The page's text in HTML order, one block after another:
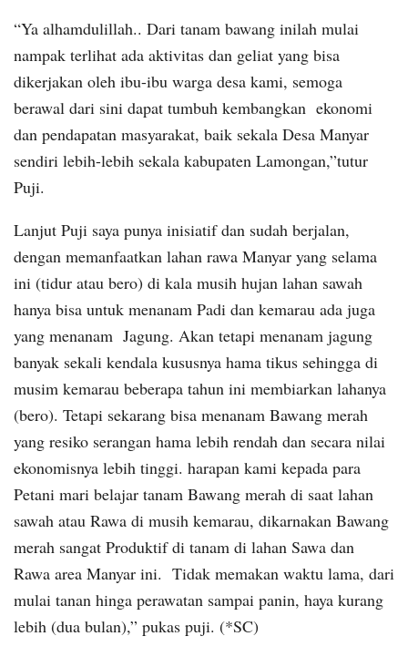
“Ya alhamdulillah.. Dari tanam bawang inilah mulai
nampak terlihat ada aktivitas dan geliat yang bisa
dikerjakan oleh ibu-ibu warga desa kami, semoga
berawal dari sini dapat tumbuh kembangkan ekonomi
dan pendapatan masyarakat, baik sekala Desa Manyar
sendiri lebih-lebih sekala kabupaten Lamongan,”tutur
Puji.
Lanjut Puji saya punya inisiatif dan sudah berjalan,
dengan memanfaatkan lahan rawa Manyar yang selama
ini (tidur atau bero) di kala musih hujan lahan sawah
hanya bisa untuk menanam Padi dan kemarau ada juga
yang menanam Jagung. Akan tetapi menanam jagung
banyak sekali kendala kususnya hama tikus sehingga di
musim kemarau beberapa tahun ini membiarkan lahanya
(bero). Tetapi sekarang bisa menanam Bawang merah
yang resiko serangan hama lebih rendah dan secara nilai
ekonomisnya lebih tinggi. harapan kami kepada para
Petani mari belajar tanam Bawang merah di saat lahan
sawah atau Rawa di musih kemarau, dikarnakan Bawang
merah sangat Produktif di tanam di lahan Sawa dan
Rawa area Manyar ini. Tidak memakan waktu lama, dari
mulai tanan hinga perawatan sampai panin, haya kurang
lebih (dua bulan),” pukas puji. (*SC)